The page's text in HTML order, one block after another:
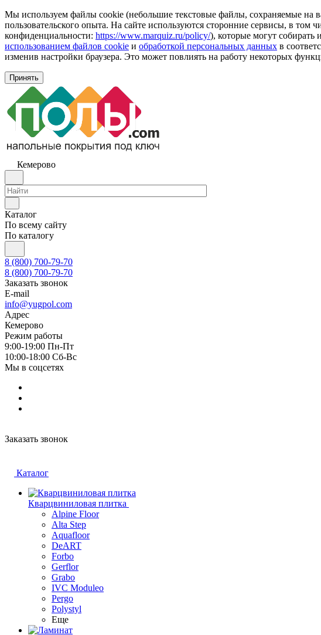
Мы используем файлы cookie (небольшие текстовые файлы, сохраняемые на
пользовательского опыта. На сайте используются сторонние сервисы, в
конфиденциальности: https://www.marquiz.ru/policy/), которые могут собирать
использованием файлов cookie и обработкой персональных данных в
изменив настройки браузера. Это может повлиять на работу некоторых
Принять
Кемерово
Каталог
По всему сайту
По каталогу
8 (800) 700-79-70
8 (800) 700-79-70
Заказать звонок
E-mail
info@yugpol.com
Адрес
Кемерово
Режим работы
9:00-19:00 Пн-Пт
10:00-18:00 Cб-Вс
Мы в соцсетях
Заказать звонок
Каталог
Кварцвиниловая плитка
Alpine Floor
Alta Step
Aquafloor
DeART
Forbo
Gerflor
Grabo
IVC Moduleo
Pergo
Polystyl
Еще